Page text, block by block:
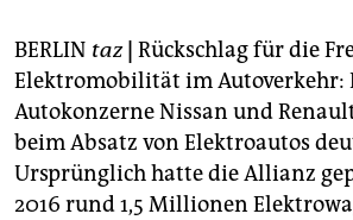
unterstützen
abo
genossenschaft
epaper login
BERLIN taz Rückschlag für die
Elektromobilität im Autoverkehr:
Autokonzerne Nissan und
beim Absatz von Elektroautos
Ursprünglich hatte die Allianz
2016 rund 1,5 Millionen